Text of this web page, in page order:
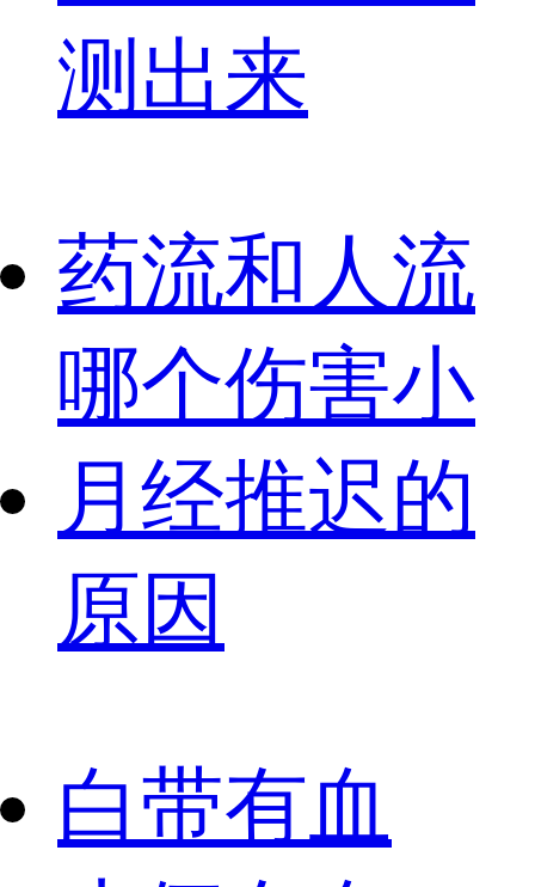
测出来
药流和人流
哪个伤害小
月经推迟的
原因
白带有血